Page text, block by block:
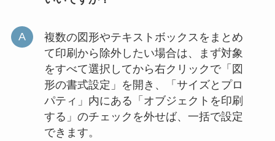
複数の図形やテキストボックスをまとめ
て印刷から除外したい場合は、まず対象
をすべて選択してから右クリックで「図
形の書式設定」を開き、「サイズとプロ
パティ」内にある「オブジェクトを印刷
する」のチェックを外せば、一括で設定
できます。